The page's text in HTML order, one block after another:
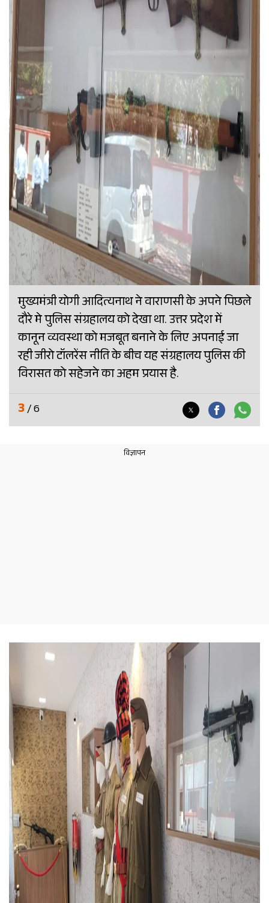
मुख्यमंत्री योगी आदित्यनाथ ने वाराणसी के अपने पिछले
दौरे मे पुलिस संग्रहालय को देखा था. उत्तर प्रदेश में
कानून व्यवस्था को मजबूत बनाने के लिए अपनाई जा
रही जीरो टॉलरेंस नीति के बीच यह संग्रहालय पुलिस की
विरासत को सहेजने का अहम प्रयास है.
3/ 6